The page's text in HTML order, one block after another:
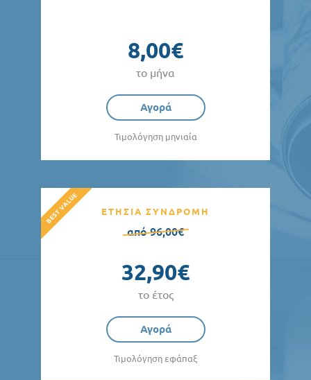
8,00€
το μήνα
Αγορά
Τιμολόγηση μηνιαία
ΕΤΗΣΙΑ ΣΥΝΔΡΟΜΗ
από 96,00€
32,90€
το έτος
Αγορά
Τιμολόγηση εφάπαξ